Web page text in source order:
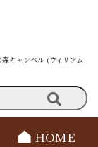
キャンベル (ウィリアム
HOME